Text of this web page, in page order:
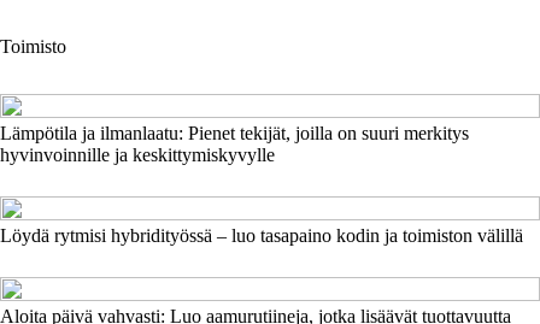
Toimisto
Lämpötila ja ilmanlaatu: Pienet tekijät, joilla on suuri merkitys
hyvinvoinnille ja keskittymiskyvylle
Löydä rytmisi hybridityössä – luo tasapaino kodin ja toimiston välillä
Aloita päivä vahvasti: Luo aamurutiineja, jotka lisäävät tuottavuutta